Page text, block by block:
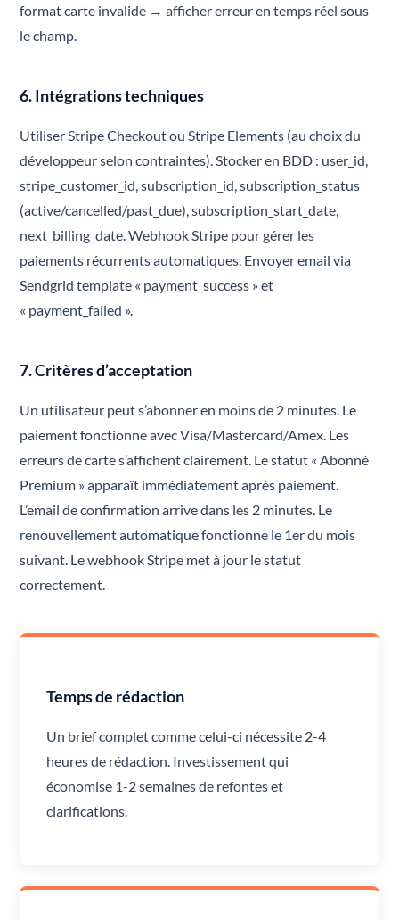
format carte invalide → afficher erreur en temps réel sous
le champ.
6. Intégrations techniques
Utiliser Stripe Checkout ou Stripe Elements (au choix du
développeur selon contraintes). Stocker en BDD : user_id,
stripe_customer_id, subscription_id, subscription_status
(active/cancelled/past_due), subscription_start_date,
next_billing_date. Webhook Stripe pour gérer les
paiements récurrents automatiques. Envoyer email via
Sendgrid template « payment_success » et
« payment_failed ».
7. Critères d’acceptation
Un utilisateur peut s’abonner en moins de 2 minutes. Le
paiement fonctionne avec Visa/Mastercard/Amex. Les
erreurs de carte s’affichent clairement. Le statut « Abonné
Premium » apparaît immédiatement après paiement.
L’email de confirmation arrive dans les 2 minutes. Le
renouvellement automatique fonctionne le 1er du mois
suivant. Le webhook Stripe met à jour le statut
correctement.
Temps de rédaction
Un brief complet comme celui-ci nécessite 2-4
heures de rédaction. Investissement qui
économise 1-2 semaines de refontes et
clarifications.